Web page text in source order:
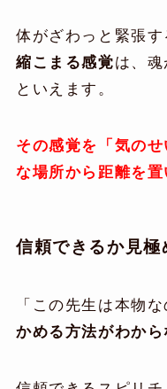
体がざわっと緊張す
縮こまる感覚は、
といえます。
その感覚を「気の
な場所から距離を置
信頼できるか見極
「この先生は本物
かめる方法がわから